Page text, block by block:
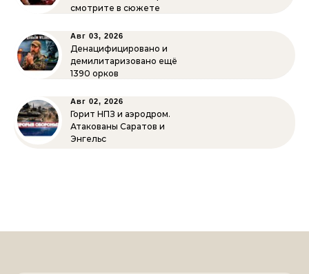
смотрите в сюжете
Авг 03, 2026
Денацифицировано и
демилитаризовано ещё
1390 орков
Авг 02, 2026
Горит НПЗ и аэродром.
Атакованы Саратов и
Энгельс